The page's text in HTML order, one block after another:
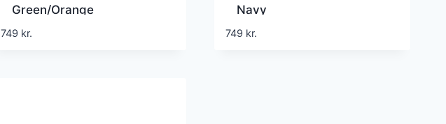
Green/Orange
749 kr.
Navy
749 kr.